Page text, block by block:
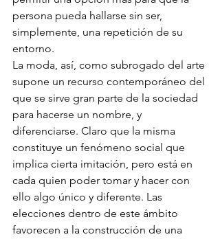
persona pueda hallarse sin ser,
simplemente, una repetición de su
entorno.
La moda, así, como subrogado del arte
supone un recurso contemporáneo del
que se sirve gran parte de la sociedad
para hacerse un nombre, y
diferenciarse. Claro que la misma
constituye un fenómeno social que
implica cierta imitación, pero está en
cada quien poder tomar y hacer con
ello algo único y diferente. Las
elecciones dentro de este ámbito
favorecen a la construcción de una